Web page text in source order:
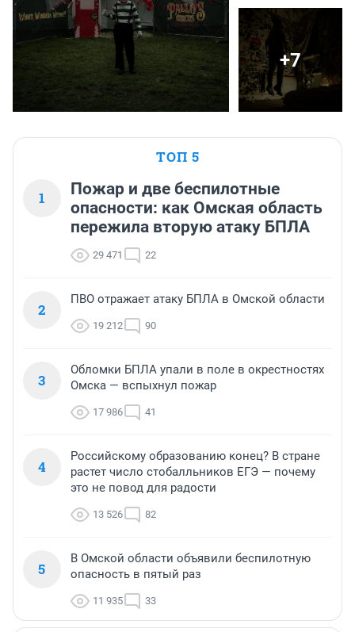
+7
ТОП 5
1
Пожар и две беспилотные
опасности: как Омская область
пережила вторую атаку БПЛА
29 471 22
2
ПВО отражает атаку БПЛА в Омской области
19 212 90
3
Обломки БПЛА упали в поле в окрестностях
Омска — вспыхнул пожар
17 986 41
4
Российскому образованию конец? В стране
растет число стобалльников ЕГЭ — почему
это не повод для радости
13 526 82
5
В Омской области объявили беспилотную
опасность в пятый раз
11 935 33